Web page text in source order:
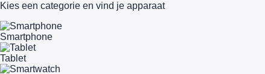
Kies een categorie en vind je apparaat
Smartphone
Tablet